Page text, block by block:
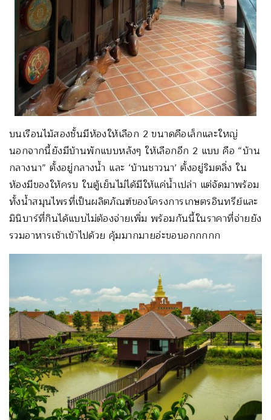
บนเรือนไม้สองชั้นมีห้องให้เลือก 2 ขนาดคือเล็กและใหญ่
นอกจากนี้ยังมีบ้านพักแบบหลังๆ ให้เลือกอีก 2 แบบ คือ “บ้าน
กลางนา” ตั้งอยู่กลางน้ำ และ ‘บ้านชาวนา’ ตั้งอยู่ริมตลิ่ง ใน
ห้องมีของให้ครบ ในตู้เย็นไม่ได้มีให้แค่น้ำเปล่า แต่จัดมาพร้อม
ทั้งน้ำสมุนไพรที่เป็นผลิตภัณฑ์ของโครงการเกษตรอินทรีย์และ
มินิบาร์ที่กินได้แบบไม่ต้องจ่ายเพิ่ม พร้อมกันนี้ในราคาที่จ่ายยัง
รวมอาหารเช้าเข้าไปด้วย คุ้มมากมายอ่ะขอบอกกกกก